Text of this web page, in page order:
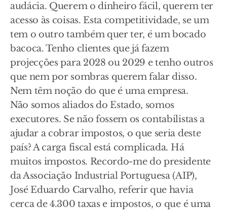
audácia. Querem o dinheiro fácil, querem ter
acesso às coisas. Esta competitividade, se um
tem o outro também quer ter, é um bocado
bacoca. Tenho clientes que já fazem
projecções para 2028 ou 2029 e tenho outros
que nem por sombras querem falar disso.
Nem têm noção do que é uma empresa.
Não somos aliados do Estado, somos
executores. Se não fossem os contabilistas a
ajudar a cobrar impostos, o que seria deste
país? A carga fiscal está complicada. Há
muitos impostos. Recordo-me do presidente
da Associação Industrial Portuguesa (AIP),
José Eduardo Carvalho, referir que havia
cerca de 4.300 taxas e impostos, o que é uma